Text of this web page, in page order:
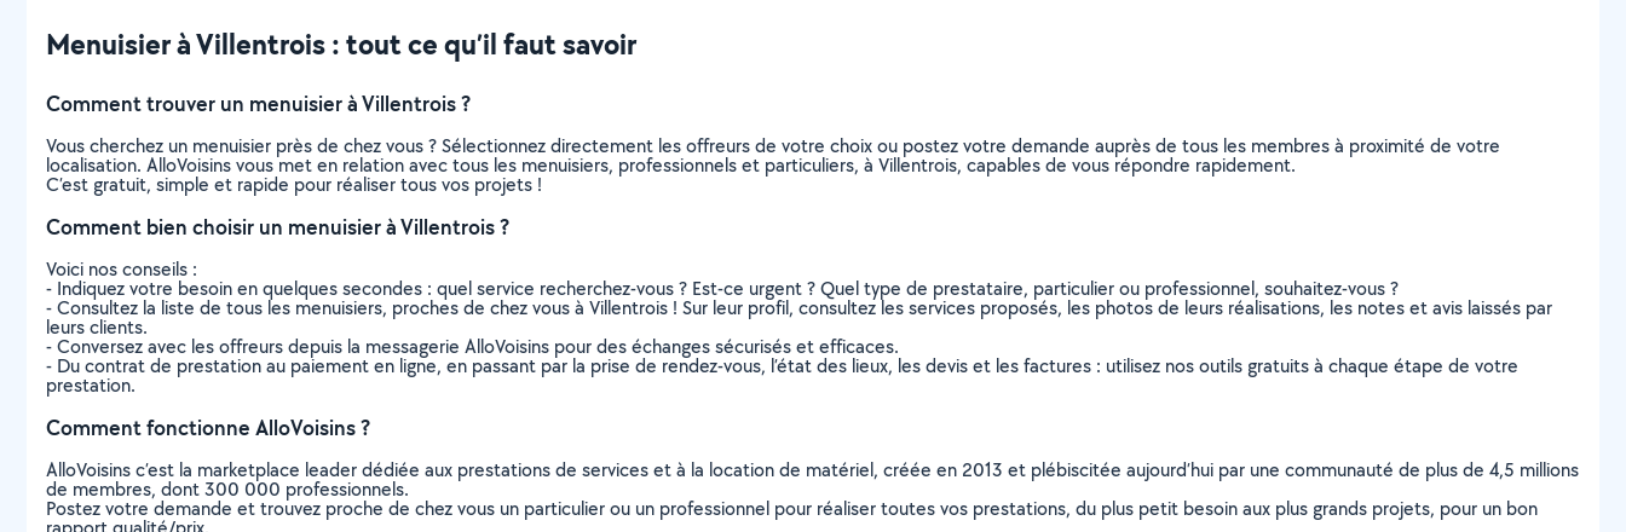
Menuisier à Villentrois : tout ce qu’il faut savoir
Comment trouver un menuisier à Villentrois ?
Vous cherchez un menuisier près de chez vous ? Sélectionnez directement les offreurs de votre choix ou postez votre demande auprès de tous les membres à proximité de votre
localisation. AlloVoisins vous met en relation avec tous les menuisiers, professionnels et particuliers, à Villentrois, capables de vous répondre rapidement.
C’est gratuit, simple et rapide pour réaliser tous vos projets !
Comment bien choisir un menuisier à Villentrois ?
Voici nos conseils :
- Indiquez votre besoin en quelques secondes : quel service recherchez-vous ? Est-ce urgent ? Quel type de prestataire, particulier ou professionnel, souhaitez-vous ?
- Consultez la liste de tous les menuisiers, proches de chez vous à Villentrois ! Sur leur profil, consultez les services proposés, les photos de leurs réalisations, les notes et avis laissés par
leurs clients.
- Conversez avec les offreurs depuis la messagerie AlloVoisins pour des échanges sécurisés et efficaces.
- Du contrat de prestation au paiement en ligne, en passant par la prise de rendez-vous, l’état des lieux, les devis et les factures : utilisez nos outils gratuits à chaque étape de votre
prestation.
Comment fonctionne AlloVoisins ?
AlloVoisins c’est la marketplace leader dédiée aux prestations de services et à la location de matériel, créée en 2013 et plébiscitée aujourd’hui par une communauté de plus de 4,5 millions
de membres, dont 300 000 professionnels.
Postez votre demande et trouvez proche de chez vous un particulier ou un professionnel pour réaliser toutes vos prestations, du plus petit besoin aux plus grands projets, pour un bon